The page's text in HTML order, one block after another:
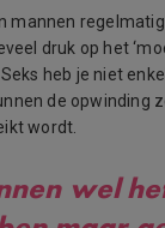
mannen
druk op het
heb je niet
de opwinding
wordt.
wel